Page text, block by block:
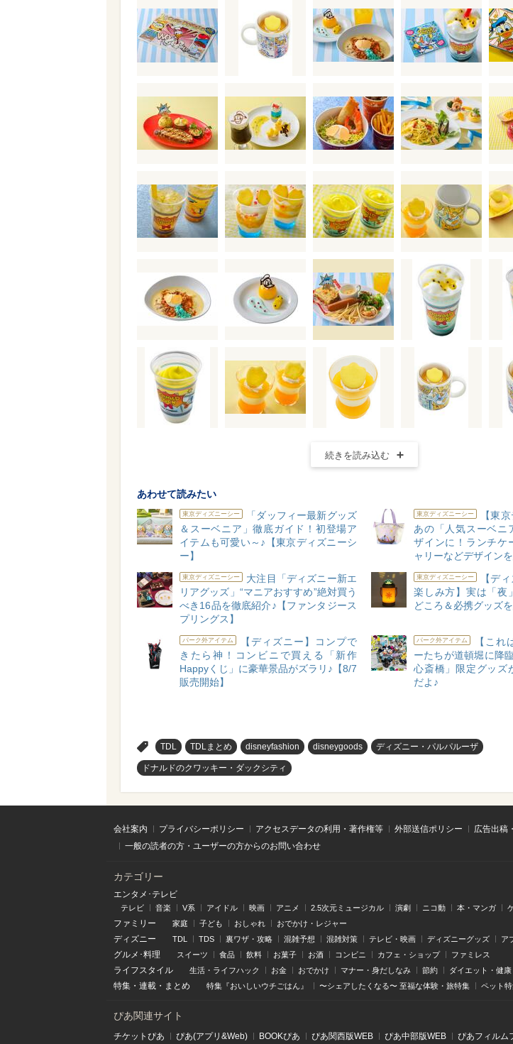
続きを読み込む
あわせて読みたい
東京ディズニーシー
「ダッフィー最新グッズ
＆スーベニア」徹底ガイド！初登場ア
イテムも可愛い～♪【東京ディズニーシ
ー】
東京ディズニーシー
【東
あの「人気スーベニ
ザインに！ランチケ
ャリーなどデザイン
東京ディズニーシー
大注目「ディズニー新エ
リアグッズ」“マニアおすすめ”絶対買う
べき16品を徹底紹介♪【ファンタジース
プリングス】
東京ディズニーシー
【デ
楽しみ方】実は「夜
どころ＆必携グッズ
パーク外アイテム
【ディズニー】コンプで
きたら神！コンビニで買える「新作
Happyくじ」に豪華景品がズラリ♪【8/7
販売開始】
パーク外アイテム
【これ
ーたちが道頓堀に降
心斎橋」限定グッズ
だよ♪
TDL TDLまとめ disneyfashion disneygoods ディズニー・パルパルーザ
ドナルドのクワッキー・ダックシティ
会社案内 プライバシーポリシー アクセスデータの利用・著作権等 外部送信ポリシー
広告出稿
一般の読者の方・ユーザーの方からのお問い合わせ
カテゴリー
エンタメ･テレビ
テレビ 音楽 V系 アイドル 映画 アニメ 2.5次元ミュージカル 演劇 ニコ動 本・マンガ
ファミリー 家庭 子ども おしゃれ おでかけ・レジャー
ディズニー TDL TDS 裏ワザ・攻略 混雑予想 混雑対策 テレビ・映画 ディズニーグッズ ア
グルメ･料理 スイーツ 食品 飲料 お菓子 お酒 コンビニ カフェ・ショップ ファミレス
ライフスタイル 生活・ライフハック お金 おでかけ マナー・身だしなみ 節約 ダイエット・健康
特集 ・ 連載 ・ まとめ 特集『おいしいウチごはん』 〜シェアしたくなる〜 至福な体験・旅特集 ペット
ぴあ関連サイト
チケットぴあ ぴあ(アプリ&Web) BOOKぴあ ぴあ関⻄版WEB ぴあ中部版WEB ぴあフィルム